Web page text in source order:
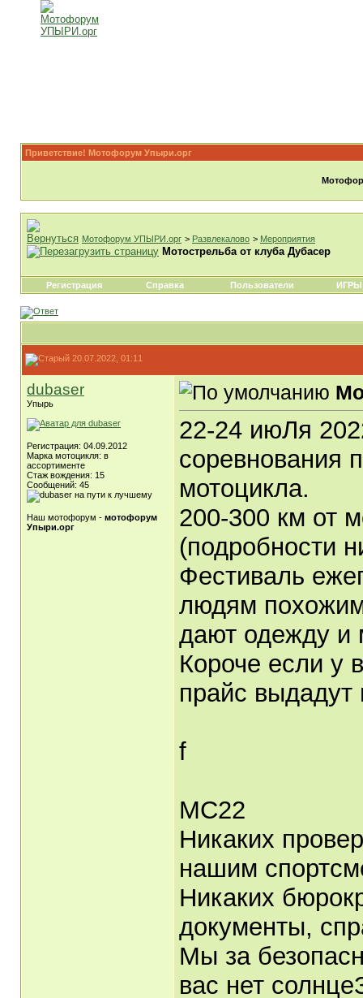
Приветствие! Мотофорум Упыри.орг
Мотофорум УПЫРИ.орг > Развлекалово > Мероприятия
Мотострельба от клуба Дубасер
Регистрация Справка Пользователи ИГРЫ
20.07.2022, 01:11
dubaser
Упырь
Регистрация: 04.09.2012
Марка мотоцикля: в
ассортименте
Стаж вождения: 15
Сообщений: 45
Наш мотофорум - мотофорум
Упыри.орг
22-24 июЛя
соревнования
мотоцикла.
200-300 км от
(подробности
Фестиваль
людям похожим
дают одежду и
Короче если у
прайс выдадут
f
МС22
Никаких
нашим
Никаких
документы,
Мы за
вас нет